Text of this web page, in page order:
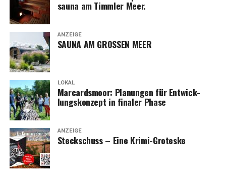
sau­na am Timm­ler Meer.
ANZEIGE
SAUNA AM GROSSEN MEER
LOKAL
Mar­cards­moor: Pla­nun­gen für Ent­wick­
lungs­kon­zept in fina­ler Phase
ANZEIGE
Steck­schuss – Eine Krimi-Groteske